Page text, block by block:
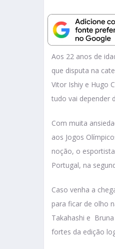
Aos 22 anos de
que disputa na
Vitor Ishiy e Hugo
tudo vai depender
Com muita
aos Jogos
noção, o
Portugal, na
Caso venha a
para ficar de olho
Takahashi e
fortes da edição